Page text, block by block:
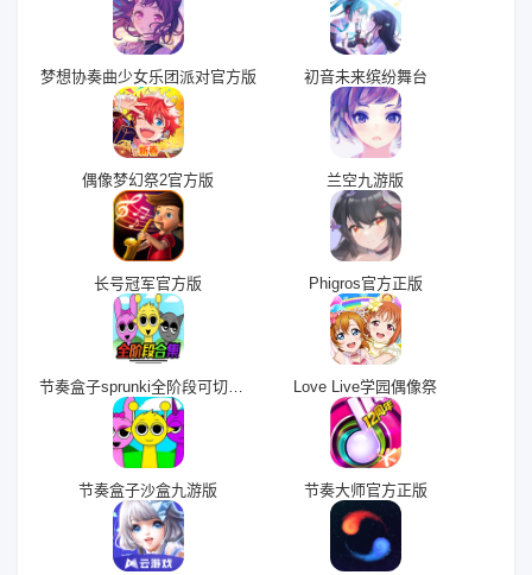
梦想协奏曲少女乐团派对官方版 初音未来缤纷舞台
偶像梦幻祭2官方版 兰空九游版
长号冠军官方版 Phigros官方正版
节奏盒子sprunki全阶段可切换版 Love Live学园偶像祭
节奏盒子沙盒九游版 节奏大师官方正版